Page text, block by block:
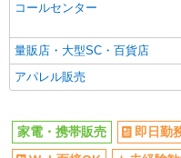
社会保険あり
各種手当（家族・役職・イン
ティブなど）あり
社員登用あり
販売
コールセンター
量販店・大型SC・百貨店
アパレル販売
家電・携帯販売 即日勤